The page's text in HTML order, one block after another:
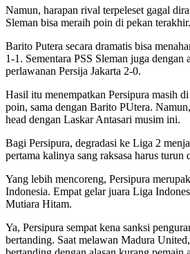
Namun, harapan rival terpeleset gagal
Sleman bisa meraih poin di pekan terakhir.
Barito Putera secara dramatis bisa
1-1. Sementara PSS Sleman juga dengan
perlawanan Persija Jakarta 2-0.
Hasil itu menempatkan Persipura masih
poin, sama dengan Barito PUtera.
head dengan Laskar Antasari musim ini.
Bagi Persipura, degradasi ke Liga 2
pertama kalinya sang raksasa harus turun
Yang lebih mencoreng, Persipura
Indonesia. Empat gelar juara Liga
Mutiara Hitam.
Ya, Persipura sempat kena sanksi
bertanding. Saat melawan Madura